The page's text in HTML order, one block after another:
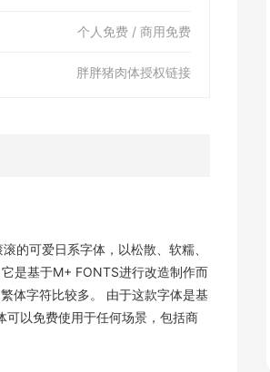
个人免费 / 商用免费
胖胖猪肉体授权链接
的可爱日系字体，以松散、软糯、
是基于M+ FONTS进行改造制作而
体字符比较多。 由于这款字体是基
以免费使用于任何场景，包括商